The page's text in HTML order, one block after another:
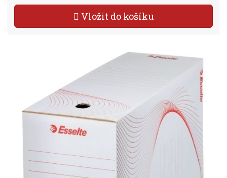
Vložit do košíku